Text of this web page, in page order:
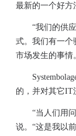
欧盟准
如何打
谷歌将
最新的一个好方
“我们的供
式。我们有一个
市场发生的事情
的，并对其它IT
“当人们用
说。“这是我以